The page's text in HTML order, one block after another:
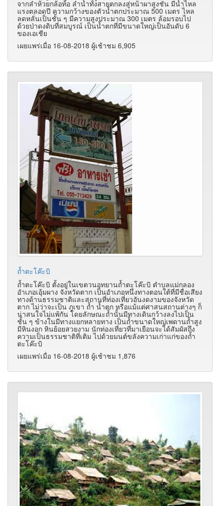
จากลำห้วยกล้อท้อ ลำน้ำทั้งสายตกลงสู่หน้าผาสูงชัน มีน้ำไหล
แรงตลอดปี ความกว้างของตัวน้ำตกประมาณ 500 เมตร ไหล
ลดหลั่นเป็นชั้น ๆ มีความสูงประมาณ 300 เมตร ล้อมรอบไป
ด้วยป่าดงดิบที่สมบูรณ์ เป็นน้ำตกที่มีขนาดใหญ่เป็นอันดับ 6
ของเอเชีย
เผยแพร่เมื่อ 16-08-2018 ผู้เช้าชม 6,905
ถ้ำตะโค๊ะบิ
ถ้ำตะโค๊ะบิ ตั้งอยู่ในเขตวนอุทยานถ้ำตะโค๊ะบิ ตำบลแม่กลอง
อำเภอเอุ้มผาง จังหวัดตาก เป็นอำเภอหนึ่งทางตอนใต้ที่มีชื่อเสียง
ทางด้านธรรมชาติและสถานที่ท่องเที่ยวอันงดงามของจังหวัด
ตาก ไม่ว่าจะเป็น ภูเขา ถ้ำ น้ำตก หรือแม้แต่ศาสนสถานต่างๆ ก็
น่าสนใจไม่แพ้กัน โดยลักษณะถ้ำนั้นมีทางเดินกว้างลงไปเป็น
ชั้น ๆ ข้างในมีทางแยกหลายทาง เป็นถ้ำขนาดใหญ่เพดานถ้ำสูง
มีหินงอก หินย้อยสวยงาม นักท่องเที่ยวที่มาเยือนจะได้สัมผัสถึง
ความเป็นธรรมชาติที่เติม ไปด้วยมนต์ขลังความเก่าแก่ของถ้ำ
ตะโค๊ะบิ
เผยแพร่เมื่อ 16-08-2018 ผู้เช้าชม 1,876